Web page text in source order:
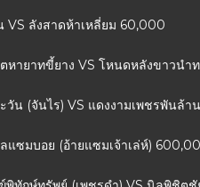
VS ลังสาดห้าเหลี่ยม 60,000
หายาทขี้ยาง VS โหนดหลังขาวนำ
วัน (จันไร) VS แดงงามเพชรพันล้า
แซมบอย (อ้ายแซมเจ้าเล่ห์)